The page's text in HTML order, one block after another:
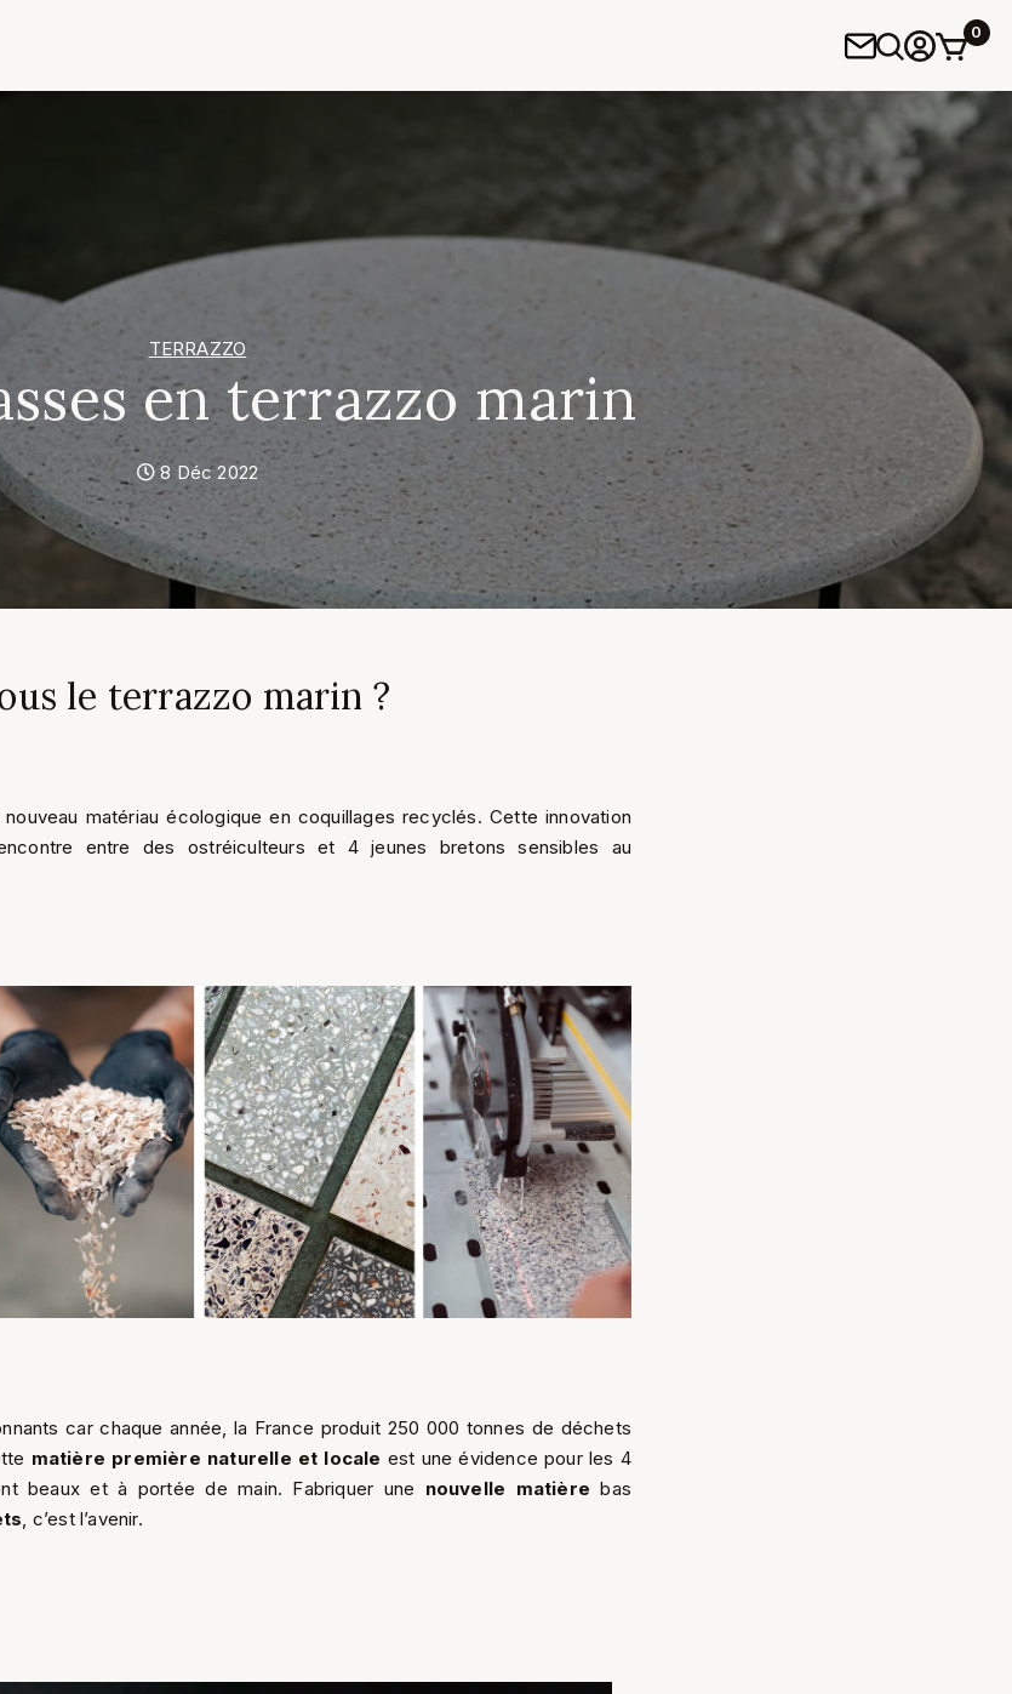
0
TERRAZZO
en terrazzo marin
8 Déc 2022
le terrazzo marin ?
matériau écologique en coquillages recyclés. Cette innovation
entre des ostréiculteurs et 4 jeunes bretons sensibles au
car chaque année, la France produit 250 000 tonnes de déchets
matière première naturelle et locale est une évidence pour les 4
beaux et à portée de main. Fabriquer une nouvelle matière bas
, c’est l’avenir.